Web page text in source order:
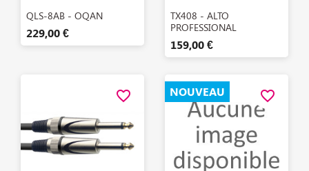
Aperçu rapide
QLS-8AB - OQAN
229,00 €
 Aperçu rapide
TX408 - ALTO
PROFESSIONAL
159,00 €
favorite_border NOUVEAU favorite_border